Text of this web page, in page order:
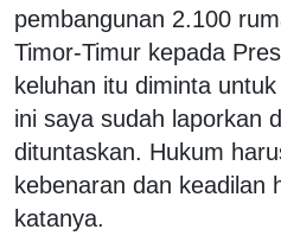
pembangunan 2.100
Timor-Timur kepada
keluhan itu diminta
ini saya sudah laporkan
dituntaskan. Hukum
kebenaran dan keadilan
katanya.